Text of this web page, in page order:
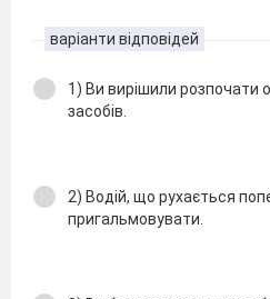
варіанти відповідей
1) Ви вирішили розпочати
засобів.
2) Водій, що рухається
пригальмовувати.